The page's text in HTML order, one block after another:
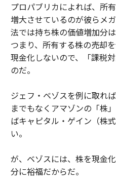
プロパブリカによれば、所
増大させているのが彼らメ
法では持ち株の価値増加分
つまり、所有する株の売却
現金化しないので、「課税
のだ。
ジェフ・ベゾスを例に取れ
までもなくアマゾンの「株
ばキャピタル・ゲイン（株
い。
が、ベゾスには、株を現金
分に裕福だからだ。